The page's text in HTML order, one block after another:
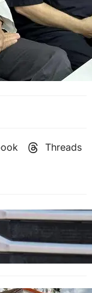
Threads
над 12
август